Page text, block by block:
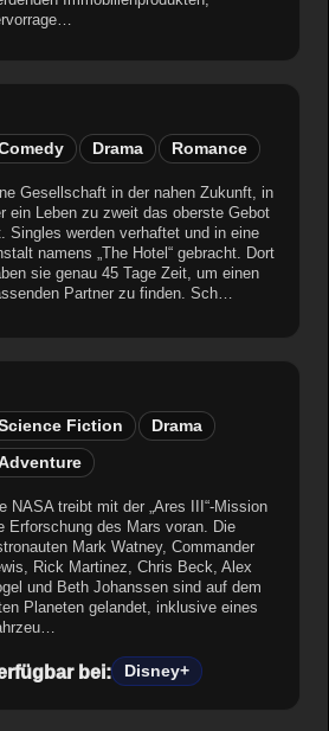
Drama Romance
Gesellschaft in der nahen Zukunft, in
ein Leben zu zweit das oberste Gebot
Singles werden verhaftet und in eine
namens „The Hotel“ gebracht. Dort
sie genau 45 Tage Zeit, um einen
Partner zu finden. Sch…
Fiction Drama
NASA treibt mit der „Ares III“-Mission
Erforschung des Mars voran. Die
Mark Watney, Commander
Rick Martinez, Chris Beck, Alex
und Beth Johanssen sind auf dem
Planeten gelandet, inklusive eines
bei: Disney+